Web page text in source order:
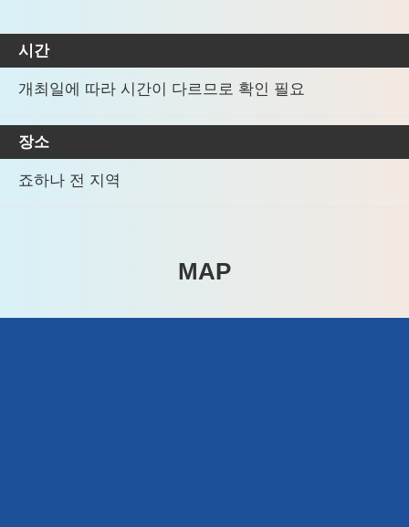
시간
개최일에 따라 시간이 다르므로 확인 필요
장소
죠하나 전 지역
MAP